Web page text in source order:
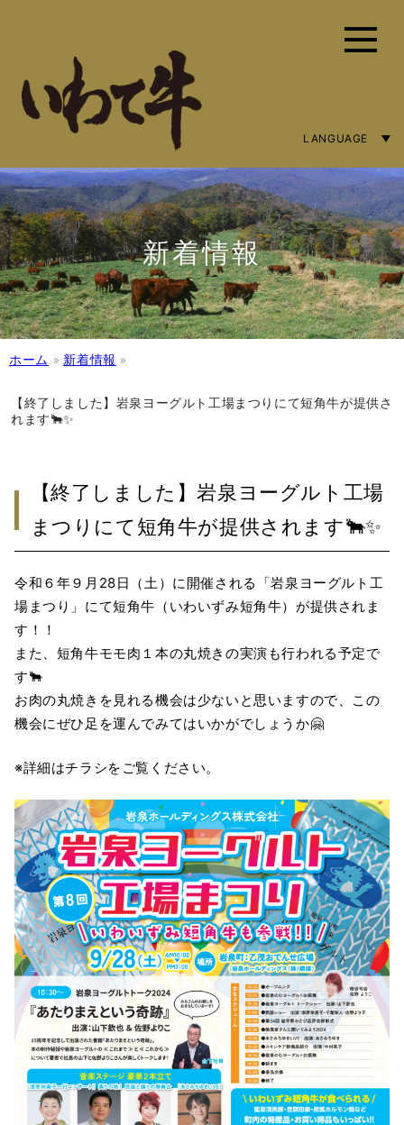
LANGUAGE
新着情報
ホーム » 新着情報 »
【終了しました】岩泉ヨーグルト工場まつりにて短角牛が提供さ
れます🐂✨
【終了しました】岩泉ヨーグルト工場
まつりにて短角牛が提供されます🐂✨
令和６年９月28日（土）に開催される「岩泉ヨーグルト工
場まつり」にて短角牛（いわいずみ短角牛）が提供されま
す！！
また、短角牛モモ肉１本の丸焼きの実演も行われる予定で
す🐂
お肉の丸焼きを見れる機会は少ないと思いますので、この
機会にぜひ足を運んでみてはいかがでしょうか🤗
※詳細はチラシをご覧ください。